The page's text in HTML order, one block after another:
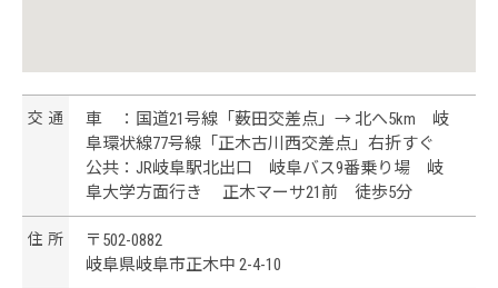
交 通
車 ：国道21号線「薮田交差点」→ 北へ5km 岐
阜環状線77号線「正木古川西交差点」右折すぐ
公共：JR岐阜駅北出口 岐阜バス9番乗り場 岐
阜大学方面行き 正木マーサ21前 徒歩5分
住 所
〒502-0882
岐阜県岐阜市正木中 2-4-10